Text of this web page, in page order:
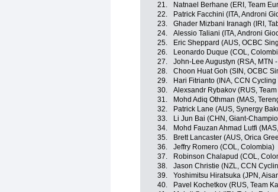
21.
Natnael Berhane (ERI, Team
22.
Patrick Facchini (ITA, Androni
23.
Ghader Mizbani Iranagh (IRI,
24.
Alessio Taliani (ITA, Androni
25.
Eric Sheppard (AUS, OCBC
26.
Leonardo Duque (COL,
27.
John-Lee Augustyn (RSA, MTN
28.
Choon Huat Goh (SIN, OCBC
29.
Hari Fitrianto (INA, CCN Cycling
30.
Alexsandr Rybakov (RUS,
31.
Mohd Adiq Othman (MAS,
32.
Patrick Lane (AUS, Synergy
33.
Li Jun Bai (CHN, Giant-
34.
Mohd Fauzan Ahmad Lutfi
35.
Brett Lancaster (AUS, Orica
36.
Jeffry Romero (COL, Colombia)
37.
Robinson Chalapud (COL,
38.
Jason Christie (NZL, CCN
39.
Yoshimitsu Hiratsuka (JPN,
40.
Pavel Kochetkov (RUS, Team